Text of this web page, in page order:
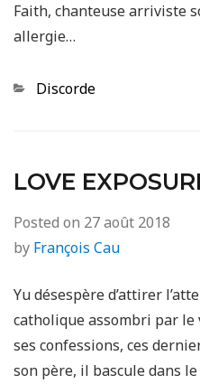
Faith, chanteuse arriviste
allergie…
Categories
Discorde
LOVE
Posted on 27 août 2018
by François Cau
Yu désespère d’attirer
catholique assombri par le
ses confessions, ces
son père, il bascule dans